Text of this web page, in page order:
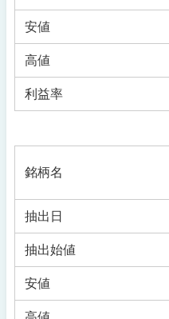
安値
高値
利益率
銘柄名
抽出日
抽出始値
安値
高値